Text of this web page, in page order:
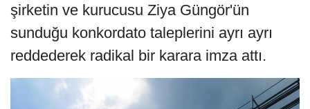
şirketin ve kurucusu Ziya Güngör'ün
sunduğu konkordato taleplerini ayrı ayrı
reddederek radikal bir karara imza attı.